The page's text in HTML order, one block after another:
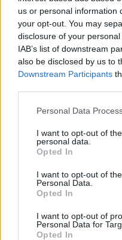
us or personal information
your opt-out. You may
disclosure of your
IAB’s list of downstream
also be disclosed by us to
Downstream Participants
Personal Data
I want to opt-out of
personal data.
Opted In
I want to opt-out of
Personal Data.
Opted In
I want to opt-out of
Personal Data for
Opted In
Βρήκαμε το
μέρος για να
αγοράσουμε τα δώρα
των γιορτών